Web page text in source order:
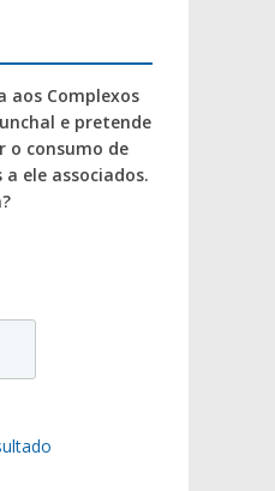
aos Complexos
e pretende
o consumo de
ele associados.